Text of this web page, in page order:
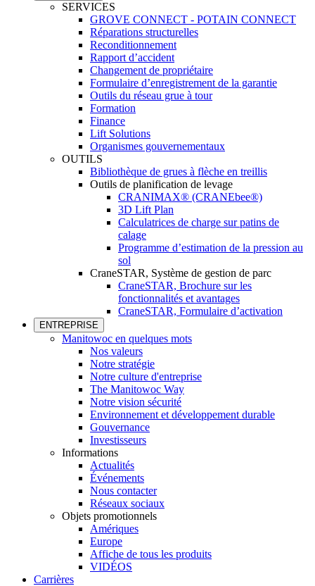
SERVICES
GROVE CONNECT - POTAIN CONNECT
Réparations structurelles
Reconditionnement
Rapport d’accident
Changement de propriétaire
Formulaire d’enregistrement de la garantie
Outils du réseau grue à tour
Formation
Finance
Lift Solutions
Organismes gouvernementaux
OUTILS
Bibliothèque de grues à flèche en treillis
Outils de planification de levage
CRANIMAX® (CRANEbee®)
3D Lift Plan
Calculatrices de charge sur patins de
calage
Programme d’estimation de la pression au
sol
CraneSTAR, Système de gestion de parc
CraneSTAR, Brochure sur les
fonctionnalités et avantages
CraneSTAR, Formulaire d’activation
ENTREPRISE
Manitowoc en quelques mots
Nos valeurs
Notre stratégie
Notre culture d'entreprise
The Manitowoc Way
Notre vision sécurité
Environnement et développement durable
Gouvernance
Investisseurs
Informations
Actualités
Événements
Nous contacter
Réseaux sociaux
Objets promotionnels
Amériques
Europe
Affiche de tous les produits
VIDÉOS
Carrières